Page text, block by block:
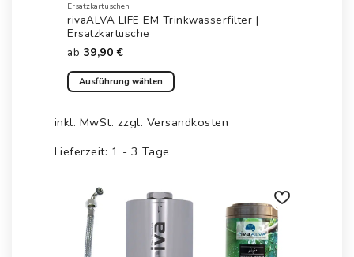
Ersatzkartuschen
rivaALVA LIFE EM Trinkwasserfilter |
Ersatzkartusche
ab 39,90€
Ausführung wählen
Produkt
mehrere
Optionen
können
inkl. MwSt. zzgl. Versandkosten
Lieferzeit: 1 - 3 Tage
Auf die
Wunschliste